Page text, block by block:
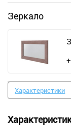
Зеркало
+
Характеристики